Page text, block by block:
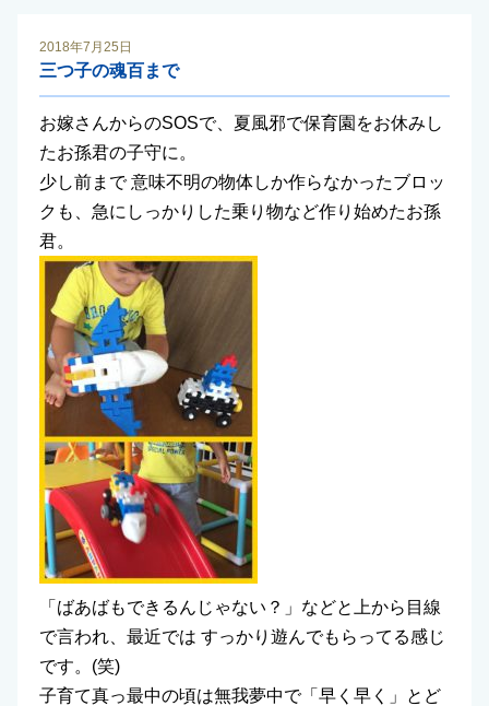
2018年7月25日
三つ子の魂百まで
お嫁さんからのSOSで、夏風邪で保育園をお休みし
たお孫君の子守に。
少し前まで 意味不明の物体しか作らなかったブロッ
クも、急にしっかりした乗り物など作り始めたお孫
君。
「ばあばもできるんじゃない？」などと上から目線
で言われ、最近では すっかり遊んでもらってる感じ
です。(笑)
子育て真っ最中の頃は無我夢中で「早く早く」とど